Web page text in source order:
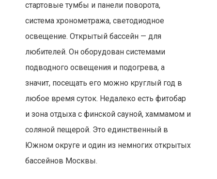
стартовые тумбы и панели поворота,
система хронометража, светодиодное
освещение. Открытый бассейн — для
любителей. Он оборудован системами
подводного освещения и подогрева, а
значит, посещать его можно круглый год в
любое время суток. Недалеко есть фитобар
и зона отдыха с финской сауной, хаммамом и
соляной пещерой. Это единственный в
Южном округе и один из немногих открытых
бассейнов Москвы.